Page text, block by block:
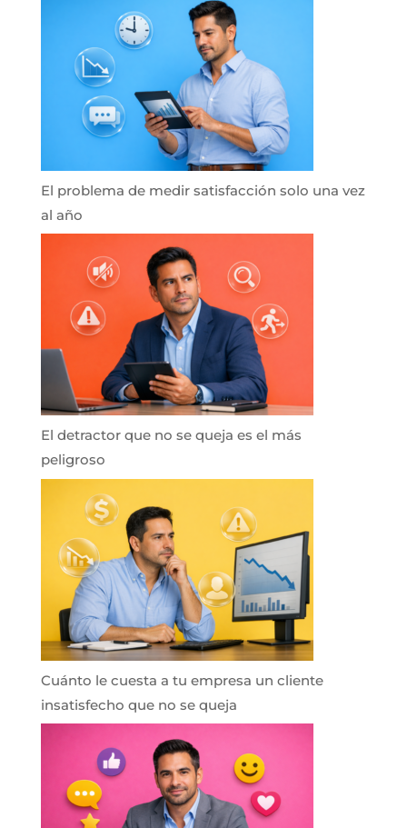
El problema de medir satisfacción solo una vez
al año
El detractor que no se queja es el más
peligroso
Cuánto le cuesta a tu empresa un cliente
insatisfecho que no se queja